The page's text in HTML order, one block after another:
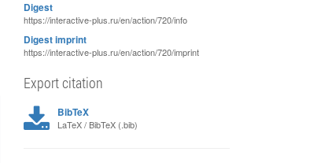
Digest
https://interactive-plus.ru/en/action/720/info
Digest imprint
https://interactive-plus.ru/en/action/720/imprint
Export citation
BibTeX
LaTeX / BibTeX (.bib)